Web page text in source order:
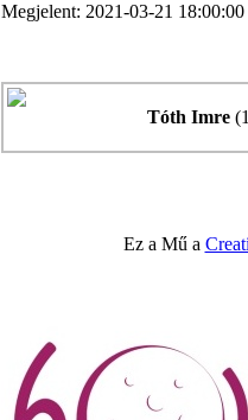
Megjelent: 2021-03-21 18:00:00
Tóth Imre
Ez a Mű a